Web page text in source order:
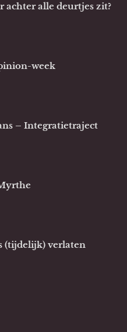
achter alle deurtjes zit?
week
– Integratietraject
(tijdelijk) verlaten